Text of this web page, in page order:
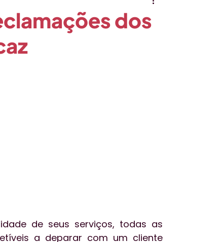
Entrevistas
Publieditorial
dos
de seus serviços, todas as
a deparar com um cliente